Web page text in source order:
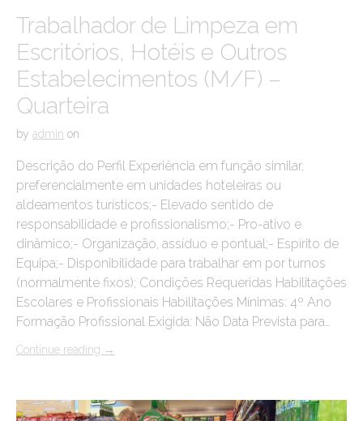
Trabalhador de Limpeza em
Escritórios, Hotéis e Outros
Estabelecimentos (M/F) –
Quarteira
by admin on
Descrição do Perfil Experiência em função similar,
preferencialmente em unidades hoteleiras ou
aldeamentos turísticos;- Elevado sentido de
responsabilidade e profissionalismo;- Pro-ativo e
dinâmico;- Organização, assíduo e pontual;- Espírito de
Equipa;- Disponibilidade para trabalhar em por turnos
(normalmente fixos); Condições Requeridas Habilitações
Escolares e Profissionais Habilitações Mínimas: 4º Ano
Formação Profissional Exigida: Não Data Prevista para…
Continue reading →